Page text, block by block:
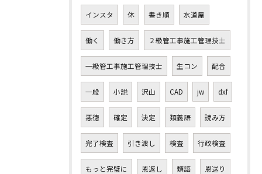
インスタ 休 書き順 水道屋
働く 働き方 ２級管工事施工管理技士
一級管工事施工管理技士 生コン 配合
一般 小説 沢山 CAD jw dxf
悪徳 確定 決定 類義語 読み方
完了検査 引き渡し 検査 行政検査
もっと完璧に 恩返し 類語 恩送り